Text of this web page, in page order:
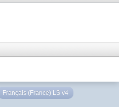
Français (France) LS v4